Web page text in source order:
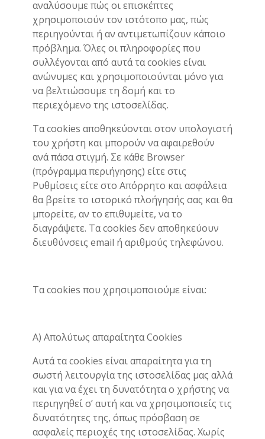
αναλύσουμε πώς οι επισκέπτες
χρησιμοποιούν τον ιστότοπο μας, πώς
περιηγούνται ή αν αντιμετωπίζουν κάποιο
πρόβλημα. Όλες οι πληροφορίες που
συλλέγονται από αυτά τα cookies είναι
ανώνυμες και χρησιμοποιούνται μόνο για
να βελτιώσουμε τη δομή και το
περιεχόμενο της ιστοσελίδας.
Τα cookies αποθηκεύονται στον υπολογιστή
του χρήστη και μπορούν να αφαιρεθούν
ανά πάσα στιγμή. Σε κάθε Browser
(πρόγραμμα περιήγησης) είτε στις
Ρυθμίσεις είτε στο Απόρρητο και ασφάλεια
θα βρείτε το ιστορικό πλοήγησής σας και θα
μπορείτε, αν το επιθυμείτε, να το
διαγράψετε. Τα cookies δεν αποθηκεύουν
διευθύνσεις email ή αριθμούς τηλεφώνου.
Τα cookies που χρησιμοποιούμε είναι:
Α) Απολύτως απαραίτητα Cookies
Αυτά τα cookies είναι απαραίτητα για τη
σωστή λειτουργία της ιστοσελίδας μας αλλά
και για να έχει τη δυνατότητα ο χρήστης να
περιηγηθεί σ’ αυτή και να χρησιμοποιείς τις
δυνατότητες της, όπως πρόσβαση σε
ασφαλείς περιοχές της ιστοσελίδας. Χωρίς